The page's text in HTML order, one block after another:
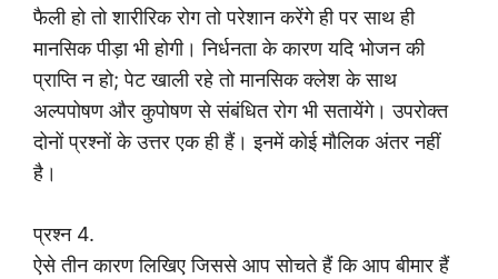
फैली हो तो शारीरिक रोग तो परेशान करेंगे ही पर साथ ही
मानसिक पीड़ा भी होगी। निर्धनता के कारण यदि भोजन की
प्राप्ति न हो; पेट खाली रहे तो मानसिक क्लेश के साथ
अल्पपोषण और कुपोषण से संबंधित रोग भी सतायेंगे। उपरोक्त
दोनों प्रश्नों के उत्तर एक ही हैं। इनमें कोई मौलिक अंतर नहीं
है।
प्रश्न 4.
ऐसे तीन कारण लिखिए जिससे आप सोचते हैं कि आप बीमार हैं